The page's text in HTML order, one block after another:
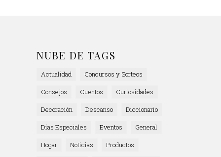
NUBE DE TAGS
Actualidad
Concursos y Sorteos
Consejos
Cuentos
Curiosidades
Decoración
Descanso
Diccionario
Días Especiales
Eventos
General
Hogar
Noticias
Productos